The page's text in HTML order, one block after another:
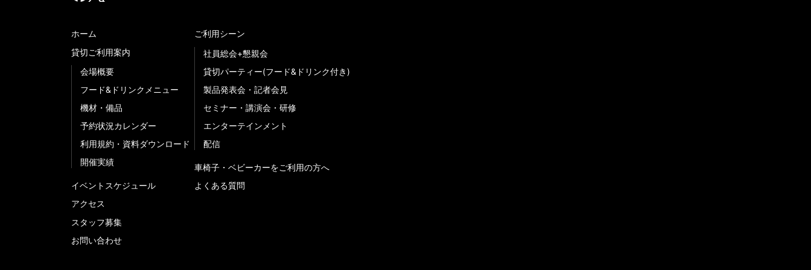
ホーム
貸切ご利用案内
会場概要
フード&ドリンクメニュー
機材・備品
予約状況カレンダー
利用規約・資料ダウンロード
開催実績
イベントスケジュール
アクセス
スタッフ募集
お問い合わせ
ご利用シーン
社員総会+懇親会
貸切パーティー(フード&ドリンク付き)
製品発表会・記者会見
セミナー・講演会・研修
エンターテインメント
配信
車椅子・ベビーカーをご利用の方へ
よくある質問